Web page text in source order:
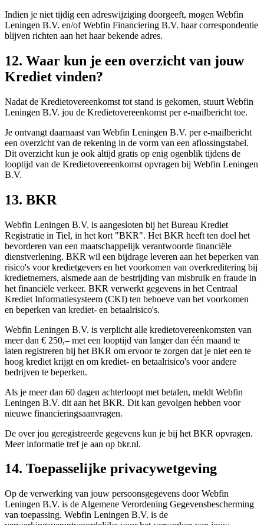
Indien je niet tijdig een adreswijziging doorgeeft, mogen Webfin
Leningen B.V. en/of Webfin Financiering B.V. haar correspondentie
blijven richten aan het haar bekende adres.
12. Waar kun je een overzicht van jouw
Krediet vinden?
Nadat de Kredietovereenkomst tot stand is gekomen, stuurt Webfin
Leningen B.V. jou de Kredietovereenkomst per e-mailbericht toe.
Je ontvangt daarnaast van Webfin Leningen B.V. per e-mailbericht
een overzicht van de rekening in de vorm van een aflossingstabel.
Dit overzicht kun je ook altijd gratis op enig ogenblik tijdens de
looptijd van de Kredietovereenkomst opvragen bij Webfin Leningen
B.V.
13. BKR
Webfin Leningen B.V. is aangesloten bij het Bureau Krediet
Registratie in Tiel, in het kort "BKR". Het BKR heeft ten doel het
bevorderen van een maatschappelijk verantwoorde financiële
dienstverlening. BKR wil een bijdrage leveren aan het beperken van
risico's voor kredietgevers en het voorkomen van overkreditering bij
kredietnemers, alsmede aan de bestrijding van misbruik en fraude in
het financiële verkeer. BKR verwerkt gegevens in het Centraal
Krediet Informatiesysteem (CKI) ten behoeve van het voorkomen
en beperken van krediet- en betaalrisico's.
Webfin Leningen B.V. is verplicht alle kredietovereenkomsten van
meer dan € 250,– met een looptijd van langer dan één maand te
laten registreren bij het BKR om ervoor te zorgen dat je niet een te
hoog krediet krijgt en om krediet- en betaalrisico's voor andere
bedrijven te beperken.
Als je meer dan 60 dagen achterloopt met betalen, meldt Webfin
Leningen B.V. dit aan het BKR. Dit kan gevolgen hebben voor
nieuwe financieringsaanvragen.
De over jou geregistreerde gegevens kun je bij het BKR opvragen.
Meer informatie tref je aan op bkr.nl.
14. Toepasselijke privacywetgeving
Op de verwerking van jouw persoonsgegevens door Webfin
Leningen B.V. is de Algemene Verordening Gegevensbescherming
van toepassing. Webfin Leningen B.V. is de